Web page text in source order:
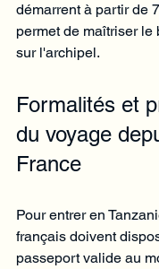
démarrent à partir de
permet de maîtriser le
sur l'archipel.
Formalités et
du voyage
France
Pour entrer en
français doivent
passeport valide au